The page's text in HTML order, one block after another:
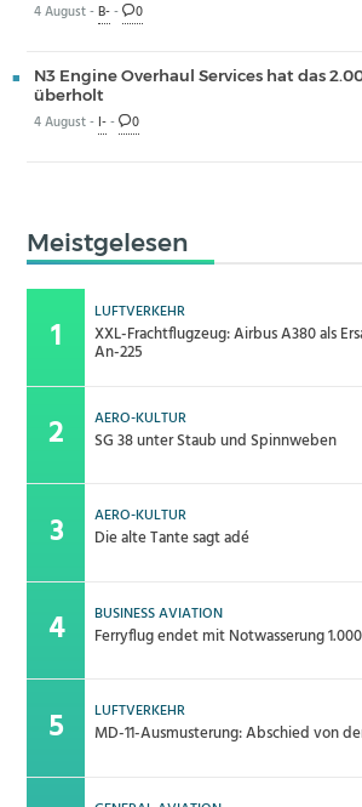
4 August -B-- 0
N3 Engine Overhaul Services hat das
überholt
4 August - I-- 0
Meistgelesen
LUFTVERKEHR
XXL-Frachtflugzeug: Airbus A380 als
An-225
AERO-KULTUR
SG 38 unter Staub und Spinnweben
AERO-KULTUR
Die alte Tante sagt adé
BUSINESS AVIATION
Ferryflug endet mit Notwasserung
LUFTVERKEHR
MD-11-Ausmusterung: Abschied von